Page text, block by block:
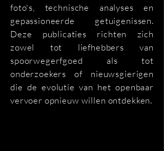
foto's, technische analyses en
gepassioneerde getuigenissen.
Deze publicaties richten zich
zowel tot liefhebbers van
spoorwegerfgoed als tot
onderzoekers of nieuwsgierigen
die de evolutie van het openbaar
vervoer opnieuw willen ontdekken.